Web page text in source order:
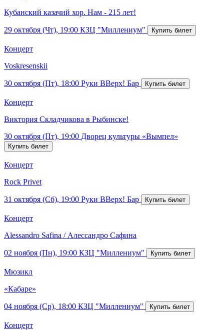
Кубанский казачий хор. Нам - 215 лет!
29 октября (Чт), 19:00 КЗЦ "Миллениум"
Концерт
Voskresenskii
30 октября (Пт), 18:00 Руки ВВерх! Бар
Концерт
Виктория Складчикова в Рыбинске!
30 октября (Пт), 19:00 Дворец культуры «Вымпел»
Концерт
Rock Privet
31 октября (Сб), 19:00 Руки ВВерх! Бар
Концерт
Alessandro Safina / Алессандро Сафина
02 ноября (Пн), 19:00 КЗЦ "Миллениум"
Мюзикл
«Кабаре»
04 ноября (Ср), 18:00 КЗЦ "Миллениум"
Концерт